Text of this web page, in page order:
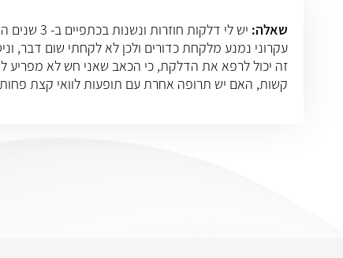
שאלה:
יש לי
עקרוני נמנע מלקחת כדורים ולכן לא לקחתי שום דבר,
זה יכול לרפא את הדלקת, כי הכאב שאני חש לא מפריע
קשות, האם יש תרופה אחרת עם תופעות לוואי קצת